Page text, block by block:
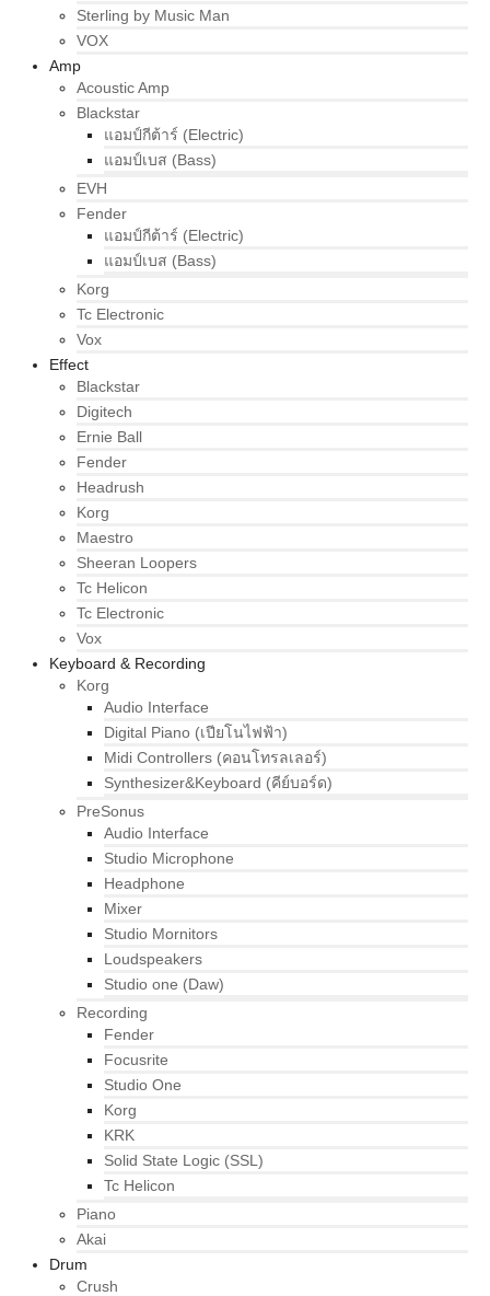
Sterling by Music Man
VOX
Amp
Acoustic Amp
Blackstar
แอมป์กีต้าร์ (Electric)
แอมป์เบส (Bass)
EVH
Fender
แอมป์กีต้าร์ (Electric)
แอมป์เบส (Bass)
Korg
Tc Electronic
Vox
Effect
Blackstar
Digitech
Ernie Ball
Fender
Headrush
Korg
Maestro
Sheeran Loopers
Tc Helicon
Tc Electronic
Vox
Keyboard & Recording
Korg
Audio Interface
Digital Piano (เปียโนไฟฟ้า)
Midi Controllers (คอนโทรลเลอร์)
Synthesizer&Keyboard (คีย์บอร์ด)
PreSonus
Audio Interface
Studio Microphone
Headphone
Mixer
Studio Mornitors
Loudspeakers
Studio one (Daw)
Recording
Fender
Focusrite
Studio One
Korg
KRK
Solid State Logic (SSL)
Tc Helicon
Piano
Akai
Drum
Crush